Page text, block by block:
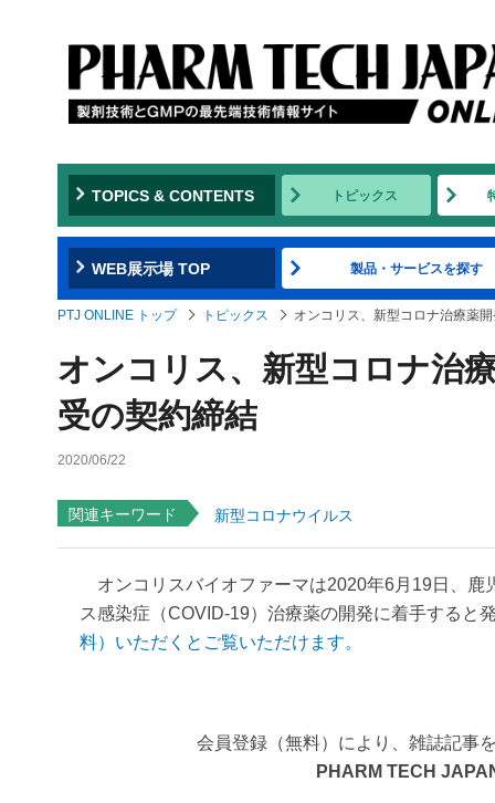
TOPICS & CONTENTS トピックス
WEB展示場 TOP 製品・サービスを探す
PTJ ONLINE トップ トピックス オンコリス、新型コロナ治療薬
オンコリス、新型コロナ治
受の契約締結
2020/06/22
関連キーワード 新型コロナウイルス
オンコリスバイオファーマは2020年6月19日、鹿
ス感染症（COVID-19）治療薬の開発に着手する
料）いただくとご覧いただけます。
会員登録（無料）により、雑誌記事
PHARM TECH